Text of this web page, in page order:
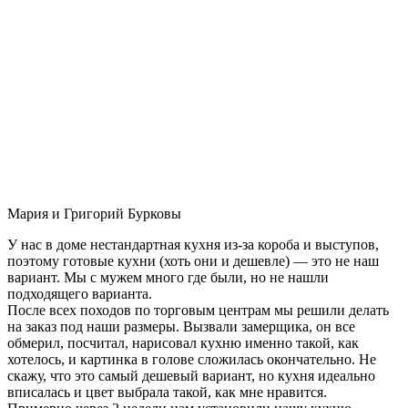
Мария и Григорий Бурковы
У нас в доме нестандартная кухня из-за короба и выступов,
поэтому готовые кухни (хоть они и дешевле) — это не наш
вариант. Мы с мужем много где были, но не нашли
подходящего варианта.
После всех походов по торговым центрам мы решили делать
на заказ под наши размеры. Вызвали замерщика, он все
обмерил, посчитал, нарисовал кухню именно такой, как
хотелось, и картинка в голове сложилась окончательно. Не
скажу, что это самый дешевый вариант, но кухня идеально
вписалась и цвет выбрала такой, как мне нравится.